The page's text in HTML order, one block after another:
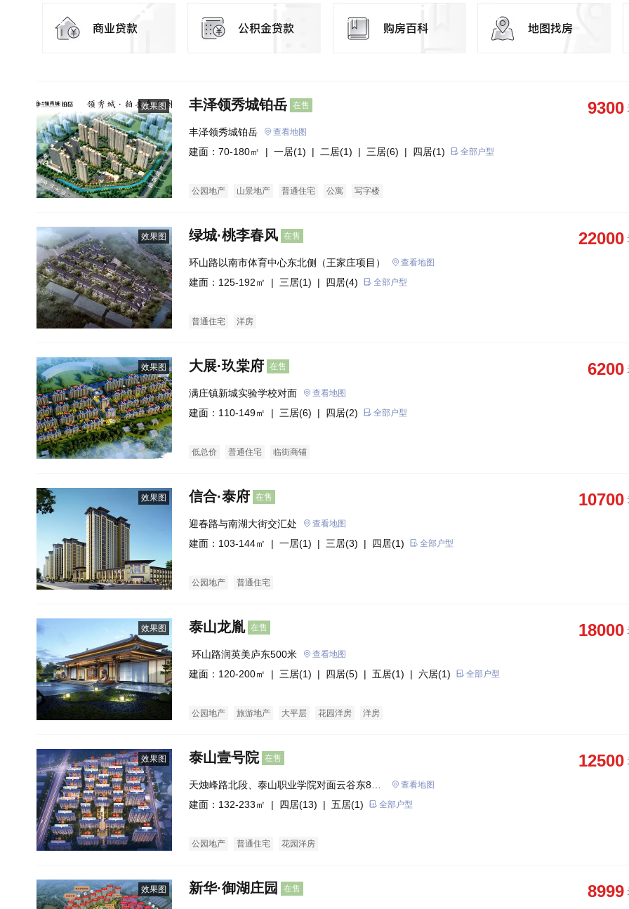
效果图 丰泽领秀城铂岳 在售 9300
丰泽领秀城铂岳 查看地图
建面：70-180㎡ | 一居(1) | 二居(1) | 三居(6) | 四居(1) 全部户型
公园地产 山景地产 普通住宅 公寓 写字楼
效果图 绿城·桃李春风 在售 22000
环山路以南市体育中心东北侧（王家庄项目） 查看地图
建面：125-192㎡ | 三居(1) | 四居(4) 全部户型
普通住宅 洋房
效果图 大展·玖棠府 在售 6200
满庄镇新城实验学校对面 查看地图
建面：110-149㎡ | 三居(6) | 四居(2) 全部户型
低总价 普通住宅 临街商铺
效果图 信合·泰府 在售 10700
迎春路与南湖大街交汇处 查看地图
建面：103-144㎡ | 一居(1) | 三居(3) | 四居(1) 全部户型
公园地产 普通住宅
效果图 泰山龙胤 在售 18000
环山路润英美庐东500米 查看地图
建面：120-200㎡ | 三居(1) | 四居(5) | 五居(1) | 六居(1) 全部户型
公园地产 旅游地产 大平层 花园洋房 洋房
效果图 泰山壹号院 在售 12500
天烛峰路北段、泰山职业学院对面云谷东88
米
查看地图
建面：132-233㎡ | 四居(13) | 五居(1) 全部户型
公园地产 普通住宅 花园洋房
效果图 新华·御湖庄园 在售 8999